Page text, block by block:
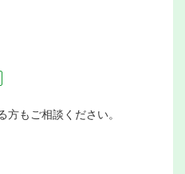
もご相談ください。